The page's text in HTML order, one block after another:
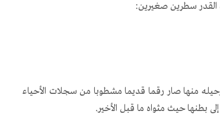
القدر سطرين صغيرين:
منها صار رقما قديما مشطوبا من سجلات الأحياء
بطنها حيث مثواه ما قبل الأخير.